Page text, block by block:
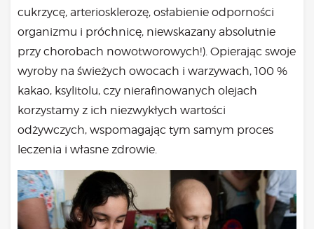
cukrzycę, arteriosklerozę, osłabienie odporności
organizmu i próchnicę, niewskazany absolutnie
przy chorobach nowotworowych!). Opierając swoje
wyroby na świeżych owocach i warzywach, 100 %
kakao, ksylitolu, czy nierafinowanych olejach
korzystamy z ich niezwykłych wartości
odżywczych, wspomagając tym samym proces
leczenia i własne zdrowie.